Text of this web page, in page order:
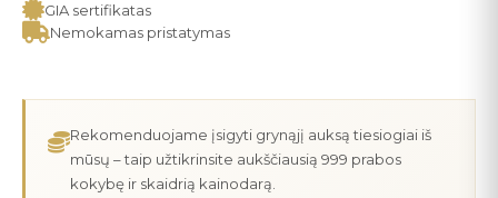
GIA sertifikatas
Nemokamas pristatymas
Rekomenduojame įsigyti grynąjį auksą tiesiogiai iš
mūsų – taip užtikrinsite aukščiausią 999 prabos
kokybę ir skaidrią kainodarą.